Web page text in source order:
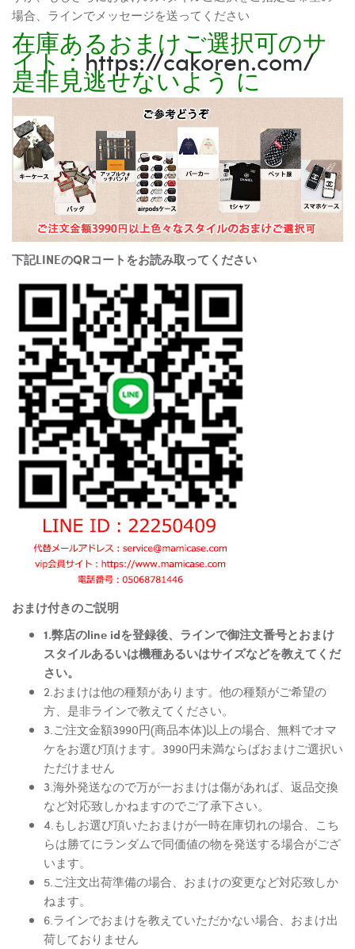
場合、ラインでメッセージを送ってください
在庫あるおまけご選択可のサ
イト：https://cakoren.com/
是非見逃せないよう に
下記LINEのQRコートをお読み取ってください
おまけ付きのご説明
1.弊店のline idを登録後、ラインで御注文番号とおまけ
スタイルあるいは機種あるいはサイズなどを教えてくだ
さい。
2.おまけは他の種類があります。他の種類がご希望の
方、是非ラインで教えてください。
3.ご注文金額3990円(商品本体)以上の場合、無料でオマ
ケをお選び頂けます。3990円未満ならばおまけご選択い
ただけません
3.海外発送なので万が一おまけは傷があれば、返品交換
など対応致しかねますのでご了承下さい。
4.もしお選び頂いたおまけが一時在庫切れの場合、こち
らは勝てにランダムで同価値の物を発送する場合がござ
います。
5.ご注文出荷準備の場合、おまけの変更など対応致しか
ねます。
6.ラインでおまけを教えていただかない場合、おまけ出
荷しておりません